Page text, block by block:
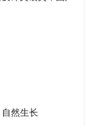
然生长